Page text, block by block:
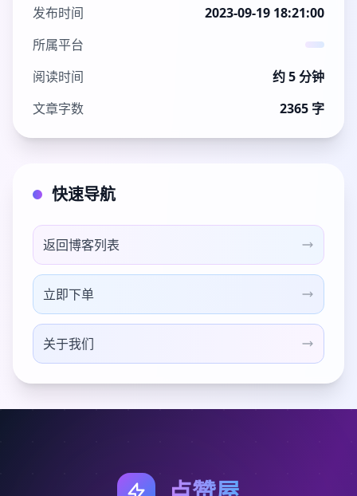
发布时间
2023-09-19 18:21:00
所属平台
阅读时间
约 5 分钟
文章字数
2365 字
快速导航
返回博客列表
立即下单
关于我们